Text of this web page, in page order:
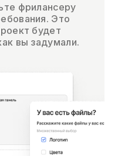
фрилансеру
Это
будет
вы задумали.